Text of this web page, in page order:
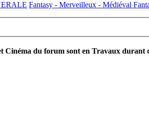
Fantasy - Merveilleux - Médiéval
Cinéma du forum sont en Travaux durant